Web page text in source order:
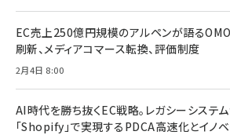
EC売上250億円規模のアルペンが語る
刷新、メディアコマース転換、評価制度
2月4日 8:00
AI時代を勝ち抜くEC戦略。レガシーシステム
「Shopify」で実現するPDCA高速化とイノ